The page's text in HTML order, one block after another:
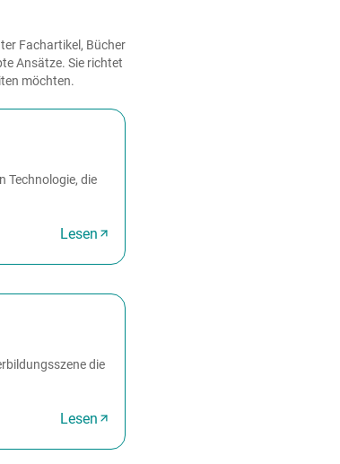
Fachartikel, Bücher
Ansätze. Sie richtet
möchten.
Technologie, die
Lesen
die
Lesen